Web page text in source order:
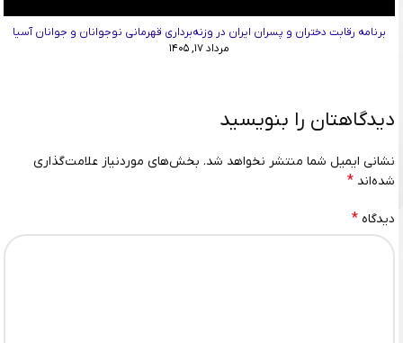
برنامه رقابت دختران و پسران ایران در وزنه‌برداری قهرمانی نوجوانان و جوانان آسیا
مرداد ۱۷, ۱۴۰۵
دیدگاهتان را بنویسید
نشانی ایمیل شما منتشر نخواهد شد. بخش‌های موردنیاز علامت‌گذاری
شده‌اند *
دیدگاه *